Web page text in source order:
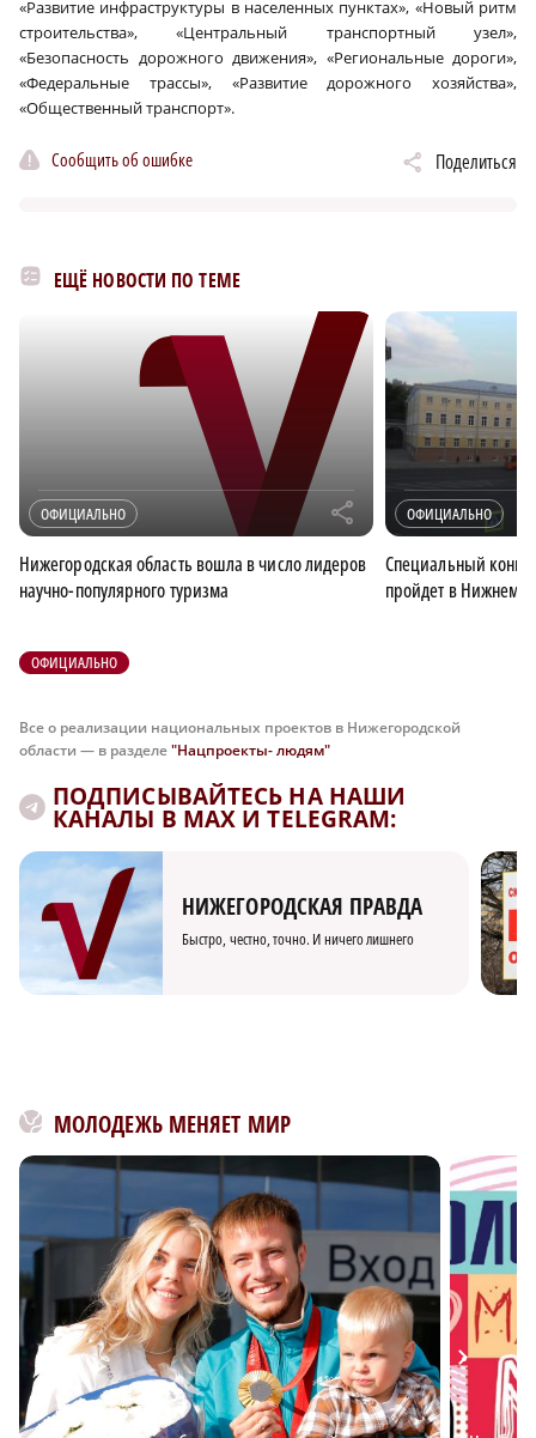
«Развитие инфраструктуры в населенных пунктах», «Новый ритм
строительства», «Центральный транспортный узел»,
«Безопасность дорожного движения», «Региональные дороги»,
«Федеральные трассы», «Развитие дорожного хозяйства»,
«Общественный транспорт».
Сообщить об ошибке Поделиться
ЕЩЁ НОВОСТИ ПО ТЕМЕ
ОФИЦИАЛЬНО r
Нижегородская область вошла в число лидеров
научно-популярного туризма
ОФИЦИАЛЬНО
Специальный
пройдет в Нижнем
ОФИЦИАЛЬНО
Все о реализации национальных проектов в Нижегородской
области — в разделе"Нацпроекты- людям"
ПОДПИСЫВАЙТЕСЬ НА НАШИ
КАНАЛЫ В MAX И TELEGRAM:
НИЖЕГОРОДСКАЯ ПРАВДА
Быстро, честно, точно. И ничего лишнего
МОЛОДЕЖЬ МЕНЯЕТ МИР